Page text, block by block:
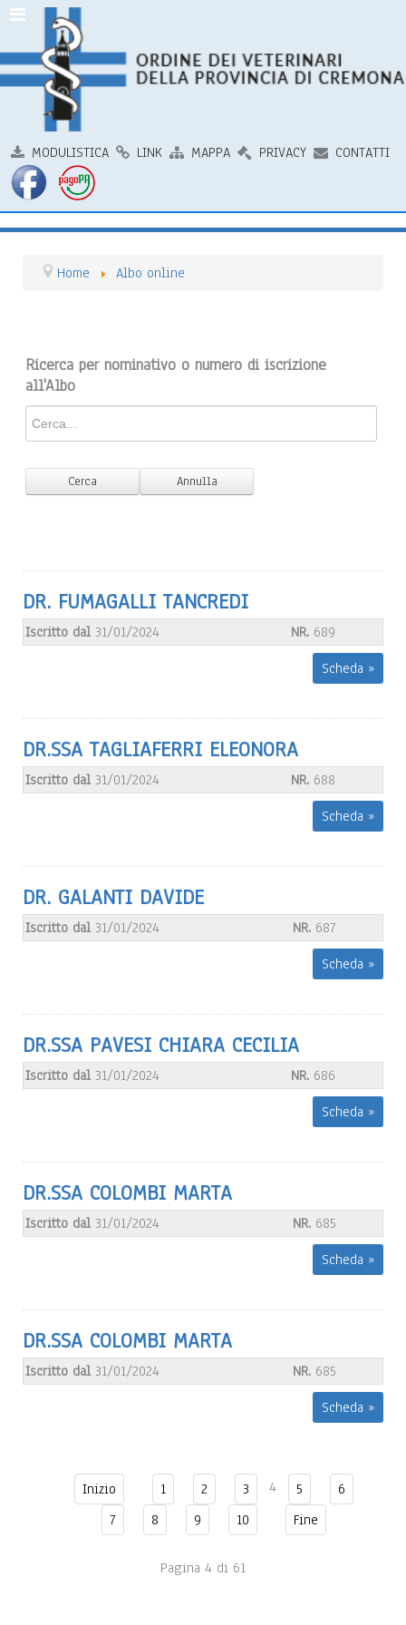
MODULISTICA LINK MAPPA PRIVACY CONTATTI
Home Albo online
Ricerca per nominativo o numero di iscrizione
all'Albo
DR. FUMAGALLI TANCREDI
Iscritto dal 31/01/2024 NR. 689
Scheda »
DR.SSA TAGLIAFERRI ELEONORA
Iscritto dal 31/01/2024 NR. 688
Scheda »
DR. GALANTI DAVIDE
Iscritto dal 31/01/2024 NR. 687
Scheda »
DR.SSA PAVESI CHIARA CECILIA
Iscritto dal 31/01/2024 NR. 686
Scheda »
DR.SSA COLOMBI MARTA
Iscritto dal 31/01/2024 NR. 685
Scheda »
DR.SSA COLOMBI MARTA
Iscritto dal 31/01/2024 NR. 685
Scheda »
Inizio 1 2 3 4 5
6
7
8 9 10 Fine
Pagina 4 di 61